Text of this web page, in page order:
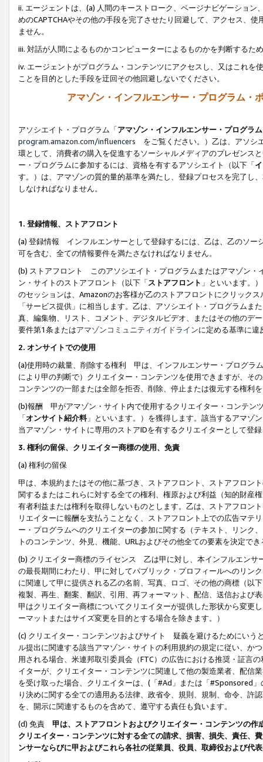
ii. エージェントは、(a) 人間のキーストローク、ページナビゲーショ
めのCAPTCHAやその他の手段を完了させたり回避して、アクセス、
ません。
iii. 対話が人間によるものかコンピューターによるものかを判断するた
iv. エージェントがプログラム・コンテンツにアクセスし、又はこれ
ことを目的とした手段を迂回その他回避しないでください。
アマゾン・インフルエンサー・プログラム・
アソシエイト・プログラム「アマゾン・インフルエンサー・プログラム
program.amazon.com/influencers をご覧ください。）乙は、アソシ
環として、消費者の購入を促進するソーシャルメディアのプレゼンス
ー・プログラムに参加するには、資格を有するアソシエイト（以下「
す。）は、アマゾンの質的量的基準を満たし、登録プロセスを完了し、
しなければなりません。
1. 登録情報、ストアフロント
(a) 登録情報 インフルエンサーとして登録するには、乙は、乙のソー
可を含む、全ての情報要件を満たさなければなりません。
(b) ストアフロント このアソシエイト・プログラムまたはアマゾン・
ン・サイトのストアフロント（以下「ストアフロント 」といいます。
のセッションは、Amazonのお客様が乙のストアフロントにクリック
「サービス提供」に相当します。乙は、アソシエイト・プログラム
真、編集物、リスト、コメント、デジタルビデオ、またはその他のデ
要件第1条またはアマゾンコミュニティガイドラインに定める基準に違
2. オンサイトでの使用
(a)使用時の裁量、削除する権利 甲は、インフルエンサー・プログラ
により甲の判断で）クリエイター・コンテンツを使用できますが、そ
コンテンツの一部または全部を拒否、削除、停止または復元する権利
(b)報酬 甲がアマゾン・サイト内で使用するクリエイター・コンテン
「オンサイト紹介料」といいます。）を獲得します。該当するアマゾ
当アマゾン・サイトに専用のストアIDを有するクリエイターとして登
3. 権利の留保、クリエイター商標の使用、免責
(a) 権利の留保
甲は、本規約またはその他に基づき、ストアフロント、ストアフロン
関するまたはこれらに対する全ての権利、権原および利益（知的財産
有者利益または権利を取得しないものとします。乙は、ストアフロン
リエイターに報酬を支払うことなく、ストアフロント上での広告マテ
ー・プログラムへのクリエイターの参加に関する（テキスト、リンク
トのコンテンツ、外見、機能、URLおよびその他全ての要素を決定で
(b) クリエイター商標のライセンス 乙は甲に対し、本インフルエンサ
の最長期間にわたり、甲に対してパブリック・プロフィールへのリン
に関連して甲に提供される乙の名前、写真、ロゴ、その他の商標（以
複製、再生、翻案、翻訳、引用、再フォーマット、配信、送信および
甲はクリエイター商標についてクリエイターが提供した形状から変更
ーマットまたはサイズ変更を目的とする場合を除きます。）
(c) クリエイター・コンテンツおよびサイト 疑義を避けるためにいう
ル提出に関連する該当アマゾン・サイトの利用規約の規定に従い、か
用される場合、米連邦取引委員会（FTC）の広告における推奨・証言
イターが、クリエイター・コンテンツに関連して他の製造業者、配信
を受け取った場合、クリエイターは、(「#Ad」または「#Sponsored
り決めに関する全ての適用ある法律、政省令、規則、規制、命令、許
を、開示に関連するものを含めて、遵守する責任も負います。
(d) 免責 甲は、ストアフロントおよびクリエイター・コンテンツの
クリエイター・コンテンツに対する全ての請求、損害、損失、責任、
ンサーならびに甲およびこれら各社の従業員、役員、取締役および代